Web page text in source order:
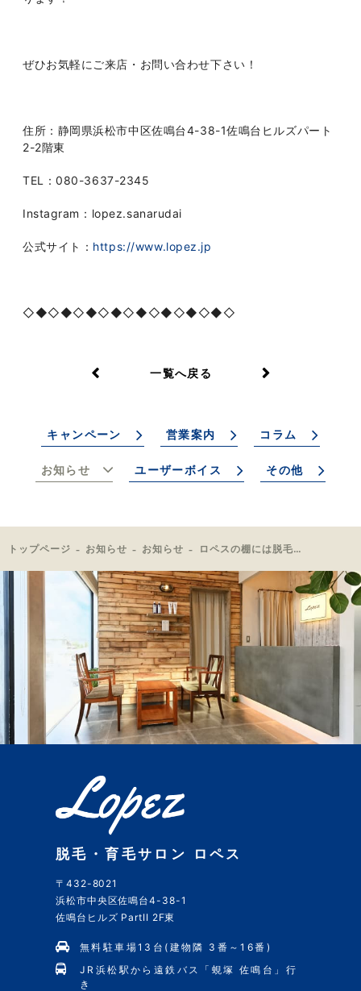
ぜひお気軽にご来店・お問い合わせ下さい！
住所：静岡県浜松市中区佐鳴台4-38-1佐鳴台ヒルズパート
2-2階東
TEL ：080-3637-2345
Instagram ： lopez.sanarudai
公式サイト： https://www.lopez.jp
◇◆◇◆◇◆◇◆◇◆◇◆◇◆◇◆◇
一覧へ戻る
キャンペーン 営業案内 コラム
お知らせ ユーザーボイス その他
トップページ お知らせ お知らせ ロペスの棚には脱毛の情報がたくさんあります！
脱毛・育毛サロン ロペス
〒432-8021
浜松市中央区佐鳴台4-38-1
佐鳴台ヒルズ PartII 2F東
無料駐車場13台(建物隣 3番～16番)
JR浜松駅から遠鉄バス「蜆塚 佐鳴台」行
き